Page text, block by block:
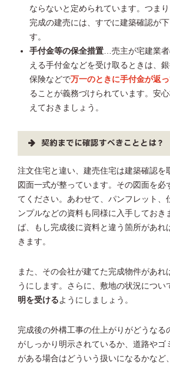
ならないと定められています。つま
完成の建売には、すでに建築確認が
す。
手付金等の保全措置…売主が宅建業
える手付金などを受け取るときは、
保険などで万一のときに手付金が返
ることが義務づけられています。安
えておきましょう。
契約までに確認すべきこととは？
注文住宅と違い、建売住宅は建築確認を
図面一式が整っています。その図面を必
てください。あわせて、パンフレット、
ンプルなどの資料も同様に入手しておき
ば、もし完成後に資料と違う箇所があれ
きます。
また、その会社が建てた完成物件があれ
うにします。さらに、敷地の状況につい
明を受ける ようにしましょう。
完成後の外構工事の仕上がりがどうなる
がしっかり明示されているか、道路やゴ
がある場合はどういう扱いになるかなど